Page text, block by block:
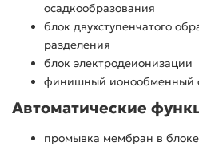
осадкообразования
блок двухступенчатого
разделения
блок электродеионизации
финишный ионообменный
Автоматические
промывка мембран в